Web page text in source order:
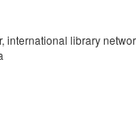
international library